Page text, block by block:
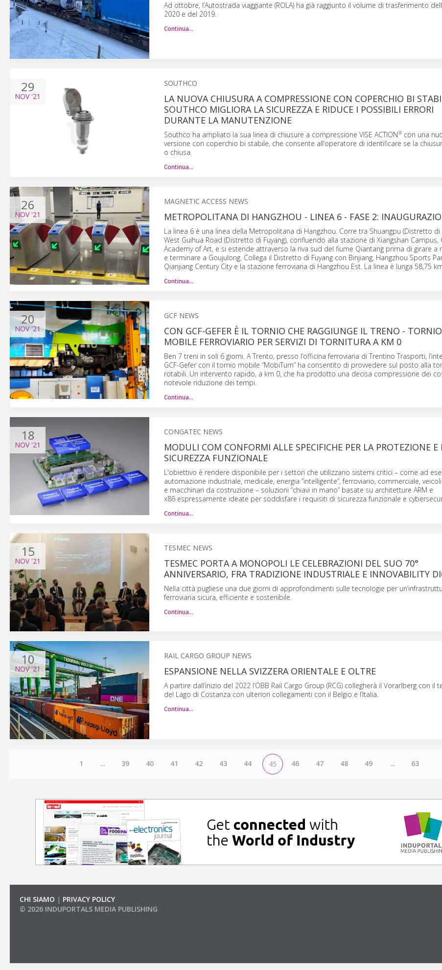
Ad ottobre, l’Autostrada viaggiante (ROLA) ha già raggiunto il volume di trasferimento
2020 e del 2019.
Continua…
29
NOV'21
SOUTHCO
LA NUOVA CHIUSURA A COMPRESSIONE CON COPERCHIO BI
SOUTHCO MIGLIORA LA SICUREZZA E RIDUCE I POSSIBILI ERRORI
DURANTE LA MANUTENZIONE
Southco ha ampliato la sua linea di chiusure a compressione VISE ACTION®con una
versione con coperchio bi stabile, che consente all’operatore di identificare se la
o chiusa.
Continua…
26
NOV'21
MAGNETIC ACCESS NEWS
METROPOLITANA DI HANGZHOU - LINEA 6 - FASE 2:
La linea 6 è una linea della Metropolitana di Hangzhou. Corre tra Shuangpu (Distretto di
West Guihua Road (Distretto di Fuyang), confluendo alla stazione di Xiangshan Campus,
Academy of Art, e si estende attraverso la riva sud del fiume Qiantang prima di girare a
e terminare a Goujulong. Collega il Distretto di Fuyang con Binjiang, Hangzhou Sports
Qianjiang Century City e la stazione ferroviaria di Hangzhou Est. La linea è lunga 58,75
Continua…
20
NOV'21
GCF NEWS
CON GCF-GEFER È IL TORNIO CHE RAGGIUNGE IL TRENO - TORNIO
MOBILE FERROVIARIO PER SERVIZI DI TORNITURA A KM 0
Ben 7 treni in soli 6 giorni. A Trento, presso l’officina ferroviaria di Trentino Trasporti,
GCF-Gefer con il tornio mobile “MobiTurn” ha consentito di provvedere sul posto alla
rotabili. Un intervento rapido, a km 0, che ha prodotto una decisa compressione dei
notevole riduzione dei tempi.
Continua…
18
NOV'21
CONGATEC NEWS
MODULI COM CONFORMI ALLE SPECIFICHE PER LA PROTEZIONE E
SICUREZZA FUNZIONALE
L'obiettivo è rendere disponibile per i settori che utilizzano sistemi critici – come ad
automazione industriale, medicale, energia “intelligente“, ferroviario, commerciale,
e macchinari da costruzione – soluzioni “chiavi in mano“ basate su architetture ARM e
x86 espressamente ideate per soddisfare i requisiti di sicurezza funzionale e
Continua…
15
NOV'21
TESMEC NEWS
TESMEC PORTA A MONOPOLI LE CELEBRAZIONI DEL SUO 70°
ANNIVERSARIO, FRA TRADIZIONE INDUSTRIALE E INNOVABILITY
Nella città pugliese una due giorni di approfondimenti sulle tecnologie per
ferroviaria sicura, efficiente e sostenibile.
Continua…
10
NOV'21
RAIL CARGO GROUP NEWS
ESPANSIONE NELLA SVIZZERA ORIENTALE E OLTRE
A partire dall’inizio del 2022 l’ÖBB Rail Cargo Group (RCG) collegherà il Vorarlberg con il
del Lago di Costanza con ulteriori collegamenti con il Belgio e l’Italia.
Continua…
1 ... 39 40 41 42 43 44 45 46 47 48 49 ... 63
CHI SIAMO | PRIVACY POLICY
© 2026 INDUPORTALS MEDIA PUBLISHING